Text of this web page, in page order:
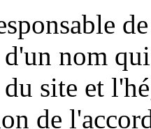
d'un nom
site et
de